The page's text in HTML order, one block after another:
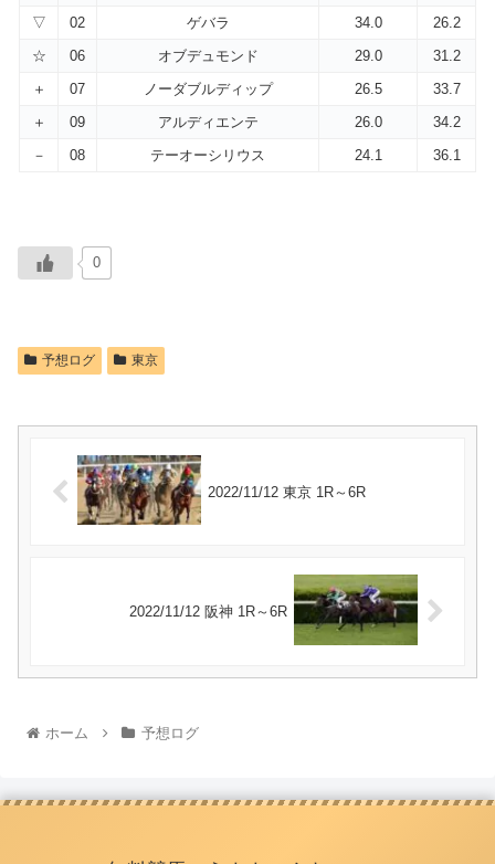
▽
02 ゲバラ 34.0
26.2
☆
06 オブデュモンド 29.0
31.2
＋
07 ノーダブルディップ 26.5
33.7
＋
09 アルディエンテ 26.0
34.2
－
08 テーオーシリウス 24.1 36.1
0
予想ログ 東京
2022/11/12 東京 1R～6R
2022/11/12 阪神 1R～6R
ホーム 予想ログ